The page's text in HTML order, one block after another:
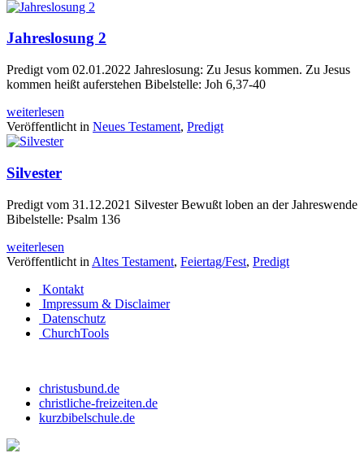
Jahreslosung 2
Predigt vom 02.01.2022 Jahreslosung: Zu Jesus kommen. Zu Jesus
kommen heißt auferstehen Bibelstelle: Joh 6,37-40
weiterlesen
Veröffentlicht in Neues Testament, Predigt
Silvester
Predigt vom 31.12.2021 Silvester Bewußt loben an der Jahreswende
Bibelstelle: Psalm 136
weiterlesen
Veröffentlicht in Altes Testament, Feiertag/Fest, Predigt
Kontakt
Impressum & Disclaimer
Datenschutz
ChurchTools
christusbund.de
christliche-freizeiten.de
kurzbibelschule.de